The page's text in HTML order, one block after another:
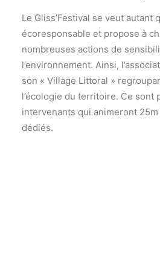
Le Gliss’Festival se veut autant
écoresponsable et propose à
nombreuses actions de
l’environnement. Ainsi,
son « Village Littoral »
l’écologie du territoire. Ce sont
intervenants qui animeront
dédiés.